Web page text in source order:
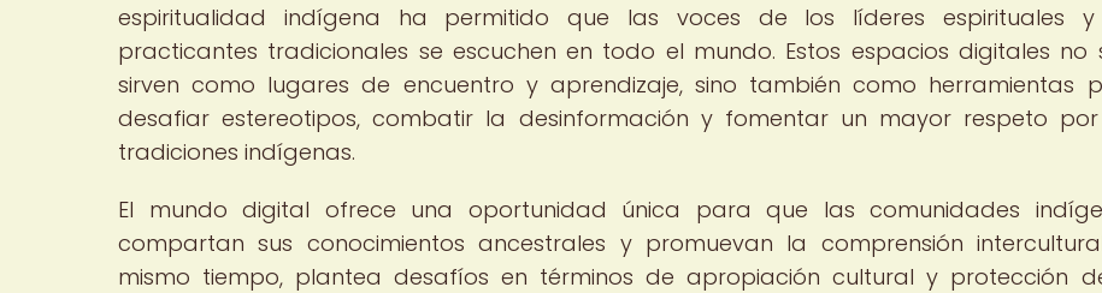
espiritualidad indígena ha permitido que las voces de los líderes espirituales
practicantes tradicionales se escuchen en todo el mundo. Estos espacios digitales no
sirven como lugares de encuentro y aprendizaje, sino también como herramientas
desafiar estereotipos, combatir la desinformación y fomentar un mayor respeto
tradiciones indígenas.
El mundo digital ofrece una oportunidad única para que las comunidades
compartan sus conocimientos ancestrales y promuevan la comprensión
mismo tiempo, plantea desafíos en términos de apropiación cultural y protección